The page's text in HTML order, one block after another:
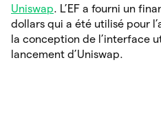
Uniswap. L’EF a fourni un
dollars qui a été utilisé pour
la conception de l’interface
lancement d’Uniswap.